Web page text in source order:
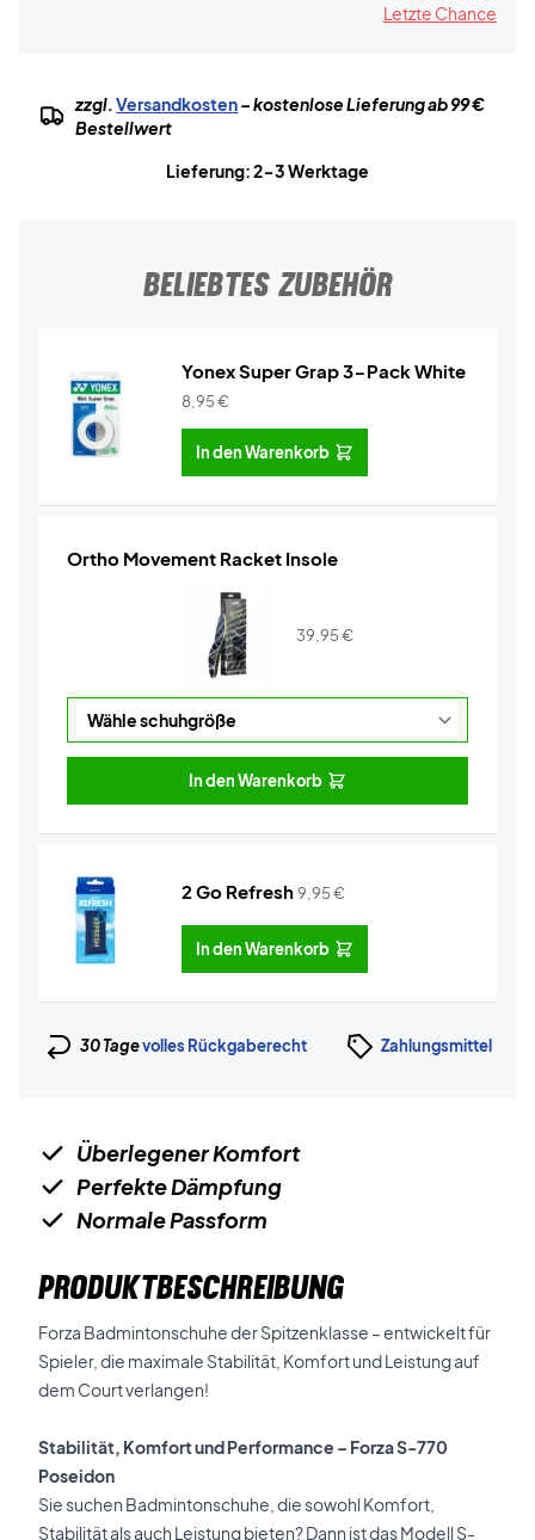
Letzte Chance
zzgl.Versandkosten– kostenlose Lieferung ab 99 €
Bestellwert
Lieferung: 2-3 Werktage
BELIEBTES ZUBEHÖR
Yonex Super Grap 3-Pack White
8,95€
In den Warenkorb
Ortho Movement Racket Insole
39,95€
In den Warenkorb
2 Go Refresh9,95€
In den Warenkorb
30 Tagevolles Rückgaberecht Zahlungsmittel
Überlegener Komfort
Perfekte Dämpfung
Normale Passform
PRODUKTBESCHREIBUNG
Forza Badmintonschuhe der Spitzenklasse – entwickelt für
Spieler, die maximale Stabilität, Komfort und Leistung auf
dem Court verlangen!
Stabilität, Komfort und Performance – Forza S-770
Poseidon
Sie suchen Badmintonschuhe, die sowohl Komfort,
Stabilität als auch Leistung bieten? Dann ist das Modell S-